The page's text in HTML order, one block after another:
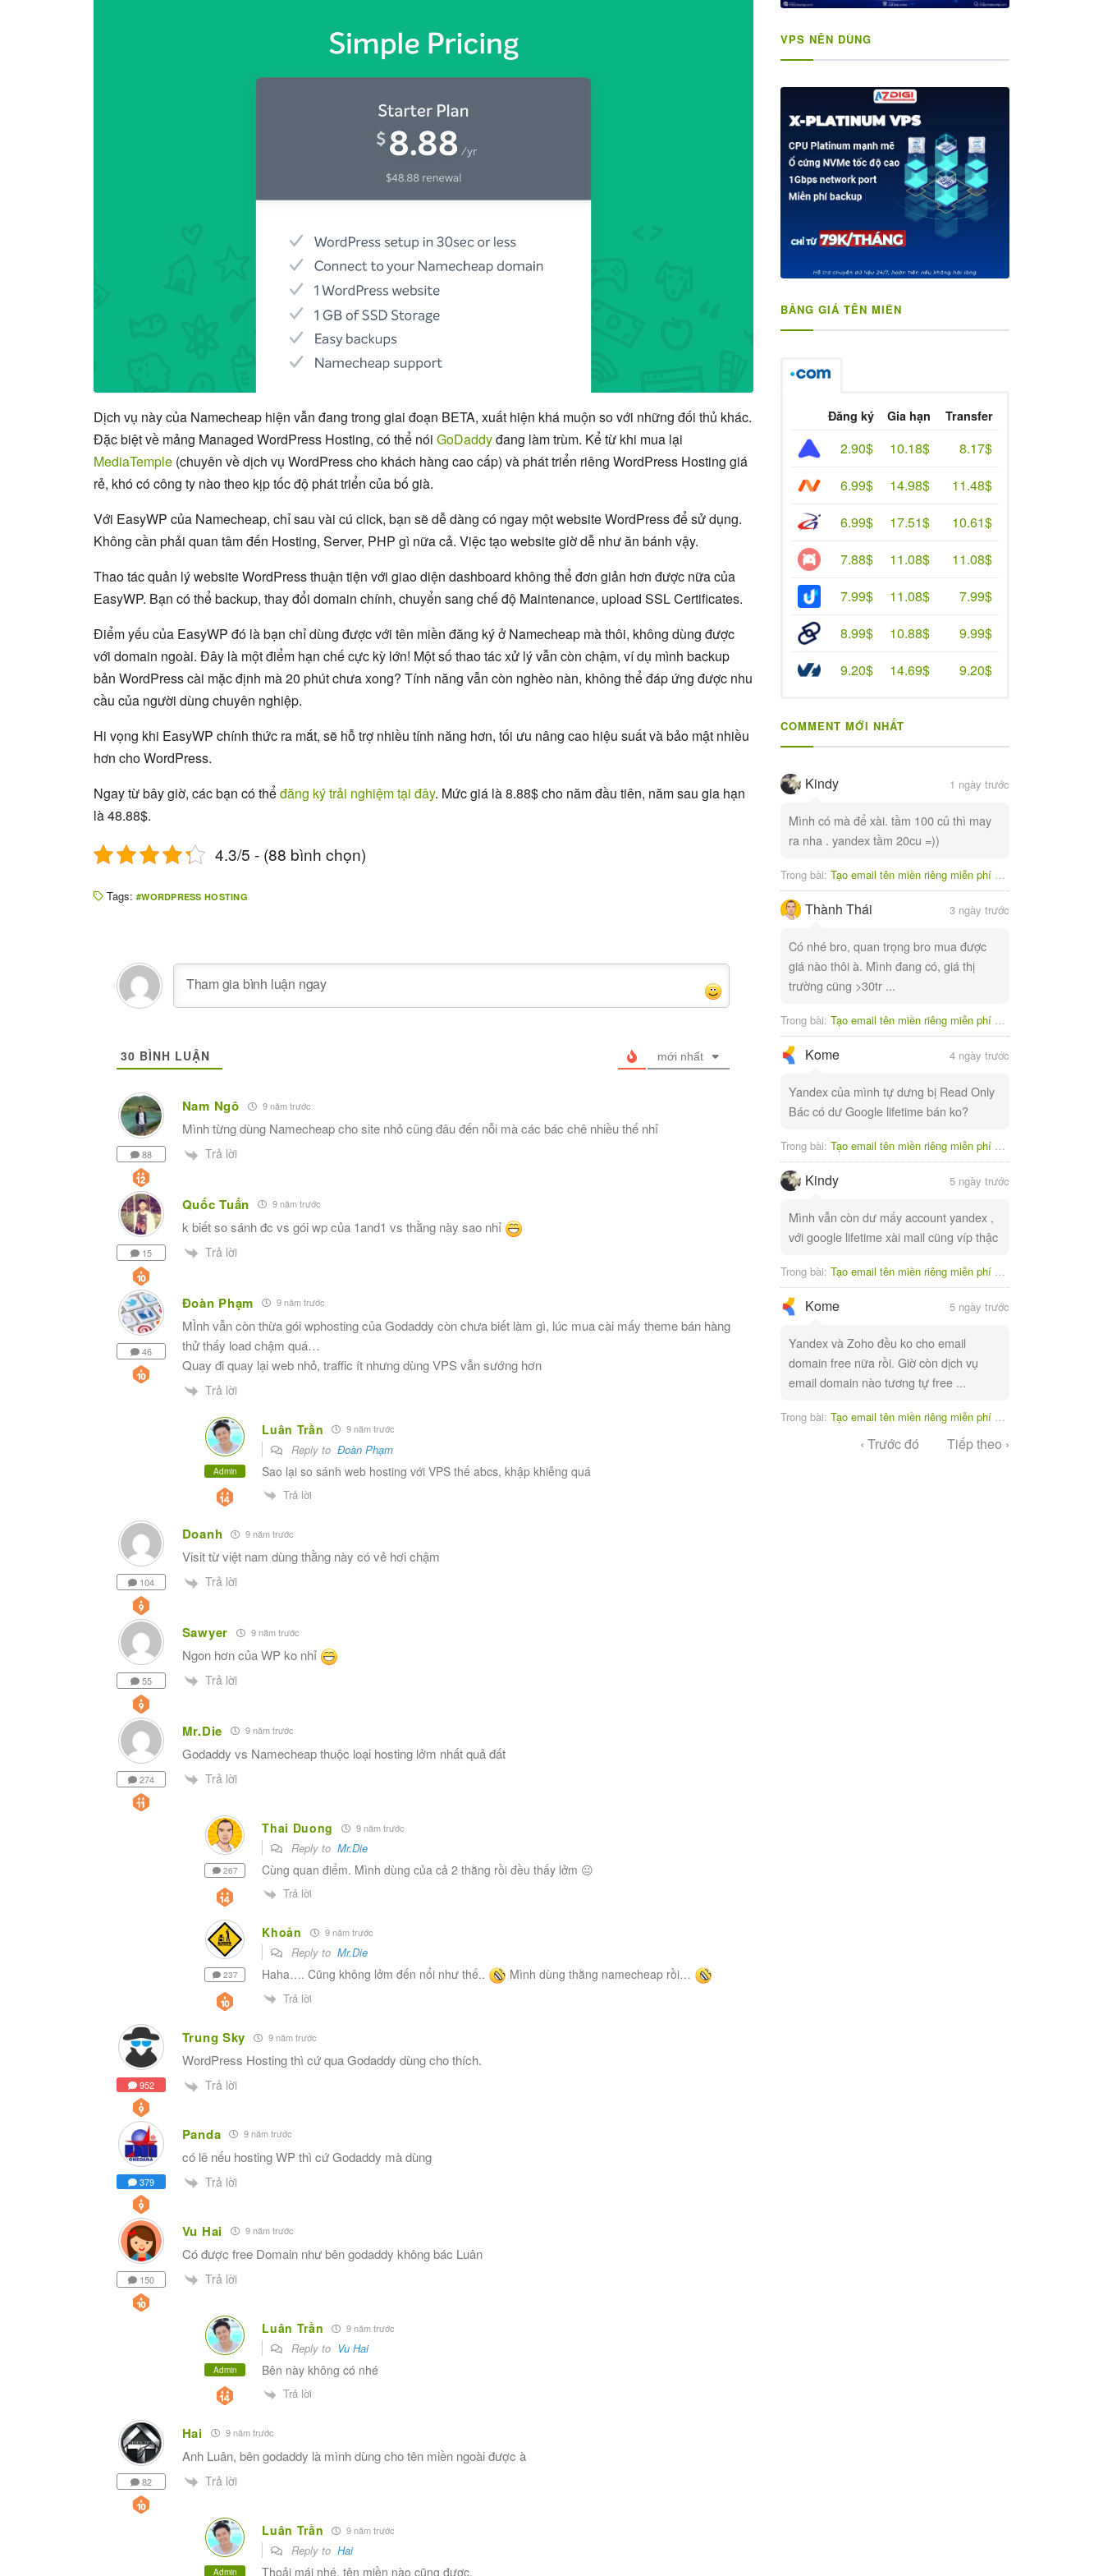
Dịch vụ này của Namecheap hiện vẫn đang trong giai đoạn BETA, xuất hiện khá muộn so với những đối thủ khác.
Đặc biệt về mảng Managed WordPress Hosting, có thể nói GoDaddyđang làm trùm. Kể từ khi mua lại
MediaTemple (chuyên về dịch vụ WordPress cho khách hàng cao cấp) và phát triển riêng WordPress Hosting giá
rẻ, khó có công ty nào theo kịp tốc độ phát triển của bố già.
Với EasyWP của Namecheap, chỉ sau vài cú click, bạn sẽ dễ dàng có ngay một website WordPress để sử dụng.
Không cần phải quan tâm đến Hosting, Server, PHP gì nữa cả. Việc tạo website giờ dễ như ăn bánh vậy.
Thao tác quản lý website WordPress thuận tiện với giao diện dashboard không thể đơn giản hơn được nữa của
EasyWP. Bạn có thể backup, thay đổi domain chính, chuyển sang chế độ Maintenance, upload SSL Certificates.
Điểm yếu của EasyWP đó là bạn chỉ dùng được với tên miền đăng ký ở Namecheap mà thôi, không dùng được
với domain ngoài. Đây là một điểm hạn chế cực kỳ lớn! Một số thao tác xử lý vẫn còn chậm, ví dụ mình backup
bản WordPress cài mặc định mà 20 phút chưa xong? Tính năng vẫn còn nghèo nàn, không thể đáp ứng được nhu
cầu của người dùng chuyên nghiệp.
Hi vọng khi EasyWP chính thức ra mắt, sẽ hỗ trợ nhiều tính năng hơn, tối ưu nâng cao hiệu suất và bảo mật nhiều
hơn cho WordPress.
Ngay từ bây giờ, các bạn có thểđăng ký trải nghiệm tại đây. Mức giá là 8.88$ cho năm đầu tiên, năm sau gia hạn
là 48.88$.
4.3/5 - (88 bình chọn)
Tags: WORDPRESS HOSTING
30 BÌNH LUẬN mới nhất
88
Nam Ngô 9 năm trước
Mình từng dùng Namecheap cho site nhỏ cũng đâu đến nỗi mà các bác chê nhiều thế nhỉ
Trả lời
15
Quốc Tuấn 9 năm trước
k biết so sánh đc vs gói wp của 1and1 vs thằng này sao nhỉ
Trả lời
46
Đoàn Phạm 9 năm trước
MÌnh vẫn còn thừa gói wphosting của Godaddy còn chưa biết làm gì, lúc mua cài mấy theme bán hàng
thử thấy load chậm quá…
Quay đi quay lại web nhỏ, traffic ít nhưng dùng VPS vẫn sướng hơn
Trả lời
Admin
Luân Trần 9 năm trước
Reply toĐoàn Phạm
Sao lại so sánh web hosting với VPS thế abcs, khập khiễng quá
Trả lời
104
Doanh 9 năm trước
Visit từ việt nam dùng thằng này có vẻ hơi chậm
Trả lời
55
Sawyer 9 năm trước
Ngon hơn của WP ko nhỉ
Trả lời
274
Mr.Die 9 năm trước
Godaddy vs Namecheap thuộc loại hosting lởm nhất quả đất
Trả lời
267
Thai Duong 9 năm trước
Reply toMr.Die
Cùng quan điểm. Mình dùng của cả 2 thằng rồi đều thấy lởm 😐
Trả lời
237
Khoản 9 năm trước
Reply toMr.Die
Haha…. Cũng không lởm đến nổi như thế.. Mình dùng thằng namecheap rồi…
Trả lời
952
Trung Sky 9 năm trước
WordPress Hosting thì cứ qua Godaddy dùng cho thích.
Trả lời
379
Panda 9 năm trước
có lẽ nếu hosting WP thì cứ Godaddy mà dùng
Trả lời
150
Vu Hai 9 năm trước
Có được free Domain như bên godaddy không bác Luân
Trả lời
Admin
Luân Trần 9 năm trước
Reply to Vu Hai
Bên này không có nhé
Trả lời
82
Hai 9 năm trước
Anh Luân, bên godaddy là mình dùng cho tên miền ngoài được à
Trả lời
Admin
Luân Trần 9 năm trước
Reply toHai
Thoải mái nhé, tên miền nào cũng được.
VPS NÊN DÙNG
BẢNG GIÁ TÊN MIỀN
Đăng ký Gia hạn Transfer
2.90$ 10.18$
8.17$
6.99$
14.98$
11.48$
6.99$
17.51$
10.61$
7.88$
11.08$
11.08$
7.99$
11.08$
7.99$
8.99$
10.88$
9.99$
9.20$
14.69$ 9.20$
COMMENT MỚI NHẤT
Kindy 1 ngày trước
Mình có mà để xài. tầm 100 củ thì may
ra nha . yandex tầm 20cu =))
Trong bài: Tạo email tên miền riêng miễn phí với Yandex
Thành Thái 3 ngày trước
Có nhé bro, quan trọng bro mua được
giá nào thôi à. Mình đang có, giá thị
trường cũng >30tr ...
Trong bài: Tạo email tên miền riêng miễn phí với Yandex
Kome 4 ngày trước
Yandex của mình tự dưng bị Read Only
Bác có dư Google lifetime bán ko?
Trong bài: Tạo email tên miền riêng miễn phí với Yandex
Kindy 5 ngày trước
Mình vẫn còn dư mấy account yandex ,
với google lifetime xài mail cũng víp thậc
Trong bài: Tạo email tên miền riêng miễn phí với Yandex
Kome 5 ngày trước
Yandex và Zoho đều ko cho email
domain free nữa rồi. Giờ còn dịch vụ
email domain nào tương tự free ...
Trong bài: Tạo email tên miền riêng miễn phí với Yandex
‹ Trước đó Tiếp theo ›